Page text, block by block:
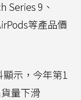
Series 9、
等產品價
示，今年第1
量下滑